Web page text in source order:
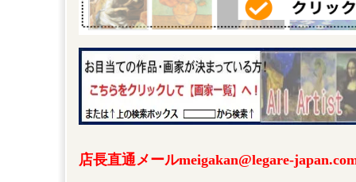
店長直通メールmeigakan@legare-